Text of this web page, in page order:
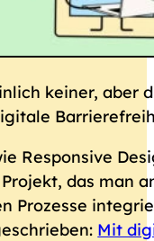
keiner, aber
Responsive
das man
Prozesse
Mit